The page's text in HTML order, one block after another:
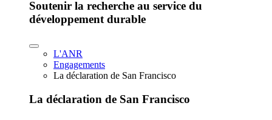
Soutenir la recherche au service du
développement durable
L'ANR
Engagements
La déclaration de San Francisco
La déclaration de San Francisco